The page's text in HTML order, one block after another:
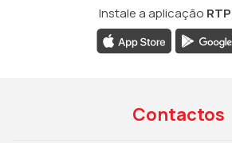
Instale a aplicação
Contactos